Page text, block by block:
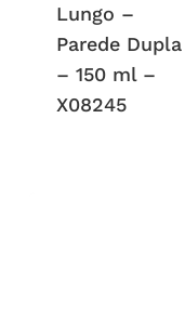
Lungo –
Parede Dupla
– 150 ml –
X08245